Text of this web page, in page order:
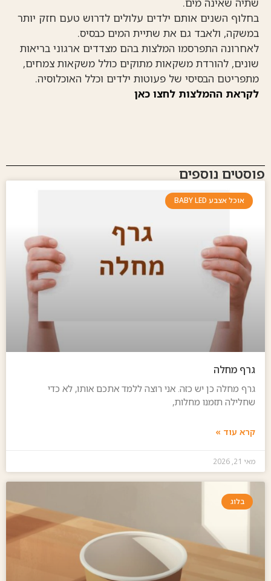
בחלוף השנים אותם ילדים עלולים לדרוש טעם חזק יותר
במשקה, ולאבד גם את שתיית המים כבסיס.
לאחרונה התפרסמו המלצות בהם מצדדים ארגוני בריאות
שונים, להורדת משקאות מתוקים כולל משקאות צמחים,
מתפריטם הבסיסי של פעוטות ילדים וכלל האוכלוסיה.
לקראת ההמלצות לחצו כאן
פוסטים נוספים
אוכל אצבע BABY LED
גרף מחלה
גרף מחלה כן יש כזה. אני רוצה ללמד אתכם אותו, לא כדי
שחלילה תזמנו מחלות,
קרא עוד »
מאי 21, 2026
בלוג